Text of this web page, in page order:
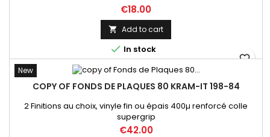
Price
€18.00
 Add to cart
 In stock
favorite_border
New
COPY OF FONDS DE PLAQUES 80 KRAM-IT 198-84
2 Finitions au choix, vinyle fin ou épais 400µ renforcé colle
supergrip
Price
€42.00